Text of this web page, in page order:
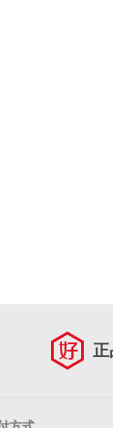
正